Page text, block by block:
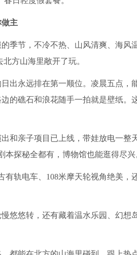
主
季节，不冷不热、山风清爽、海风
北方山海里敞开了玩。
出永远排在第一顺位。凌晨五点，
的礁石和浪花随手一拍就是壁纸。
和亲子项目已上线，带娃放电一整
探秘全都有，博物馆也能逛得尽兴
有轨电车、108米摩天轮视角绝美，
悠悠转，还有藏着温水乐园、幻想